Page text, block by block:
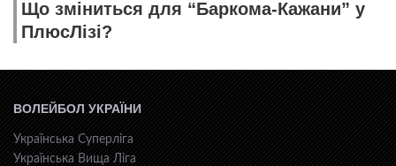
Що зміниться для “Баркома-Кажани” у
ПлюсЛізі?
ВОЛЕЙБОЛ УКРАЇНИ
Українська Суперліга
Українська Вища Ліга